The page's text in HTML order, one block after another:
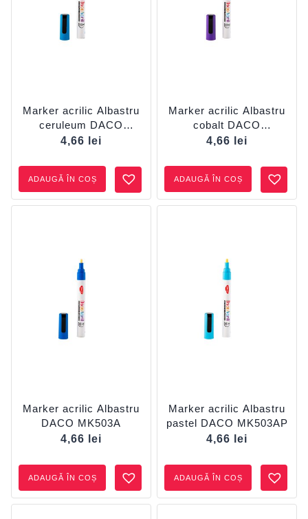
Marker acrilic Albastru
ceruleum DACO
MK503AC
4,66 lei
ADAUGĂ ÎN COȘ
Marker acrilic Albastru
cobalt DACO
MK503ACO
4,66 lei
ADAUGĂ ÎN COȘ
Marker acrilic Albastru
DACO MK503A
4,66
lei
ADAUGĂ ÎN COȘ
Marker acrilic Albastru
pastel DACO MK503AP
4,66
lei
ADAUGĂ ÎN COȘ